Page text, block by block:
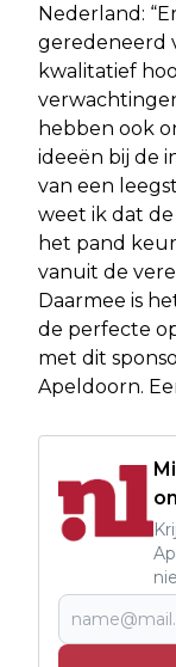
Nederland:
geredeneerd
kwalitatief
hebben ook
ideeën bij de
van een
weet ik dat
het pand
vanuit de
Daarmee is
de perfecte
met dit
Apeldoorn.